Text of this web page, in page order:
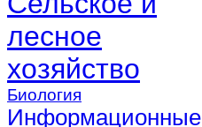
лесное
хозяйство
Биология
Информационные